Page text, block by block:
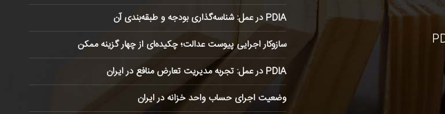
PDIA در عمل: شناسه‌گذاری بودجه و طبقه‌بندی آن
سازوکار اجرایی پیوست عدالت؛ چکیده‌ای از چهار گزینه ممکن
PDIA در عمل: تجربه مدیریت تعارض منافع در ایران
وضعیت اجرای حساب واحد خزانه در ایران